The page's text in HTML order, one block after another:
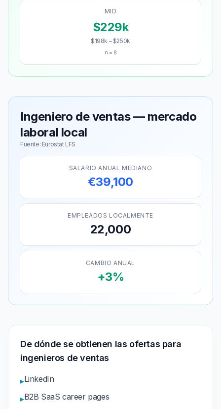
MID
$229k
$198k – $250k
n = 8
Ingeniero de ventas — mercado
laboral local
Fuente: Eurostat LFS
SALARIO ANUAL MEDIANO
€39,100
EMPLEADOS LOCALMENTE
22,000
CAMBIO ANUAL
+3%
De dónde se obtienen las ofertas para
ingenieros de ventas
▸LinkedIn
▸B2B SaaS career pages